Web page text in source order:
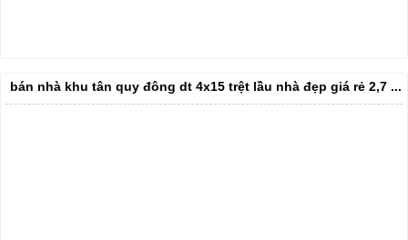
bán nhà khu tân quy đông dt 4x15 trệt lầu nhà đẹp giá rẻ 2,7 ...